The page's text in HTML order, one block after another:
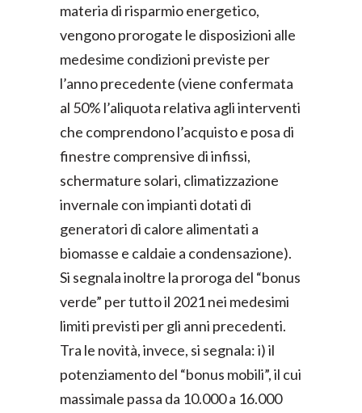
materia di risparmio energetico,
vengono prorogate le disposizioni alle
medesime condizioni previste per
l’anno precedente (viene confermata
al 50% l’aliquota relativa agli interventi
che comprendono l’acquisto e posa di
finestre comprensive di infissi,
schermature solari, climatizzazione
invernale con impianti dotati di
generatori di calore alimentati a
biomasse e caldaie a condensazione).
Si segnala inoltre la proroga del “bonus
verde” per tutto il 2021 nei medesimi
limiti previsti per gli anni precedenti.
Tra le novità, invece, si segnala: i) il
potenziamento del “bonus mobili”, il cui
massimale passa da 10.000 a 16.000